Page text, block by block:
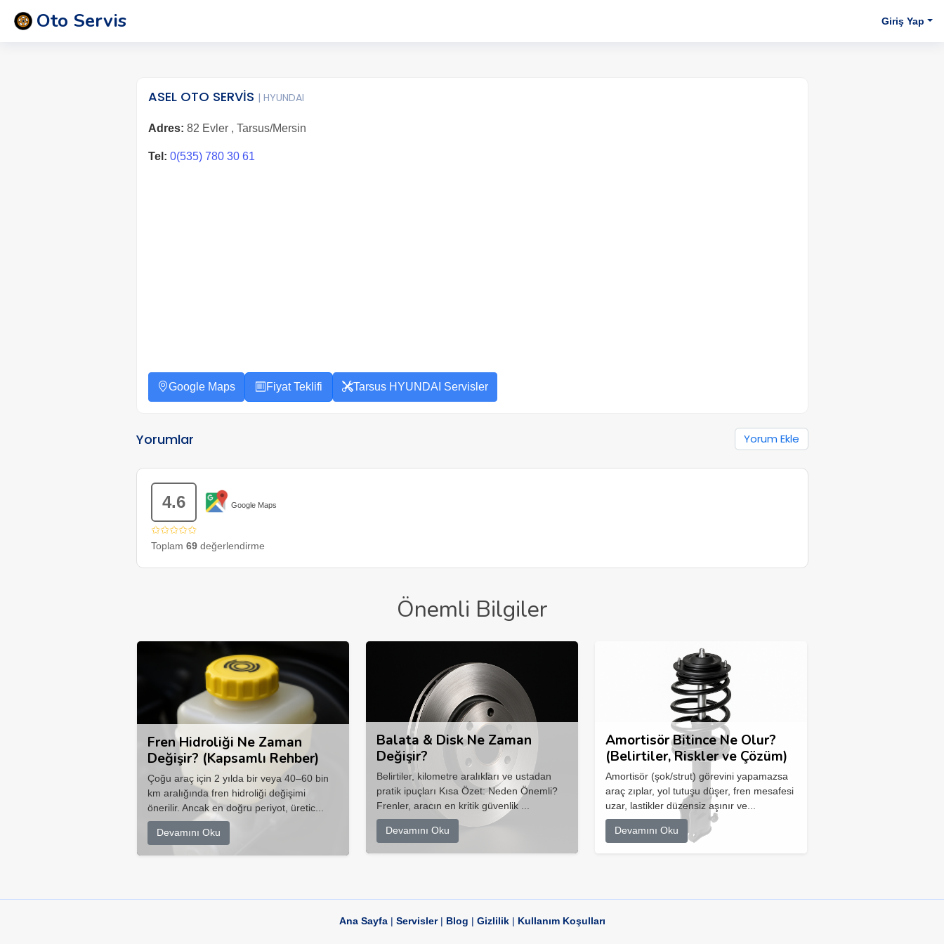
Oto Servis Giriş Yap
ASEL OTO SERVİS | HYUNDAI
Adres: 82 Evler , Tarsus/Mersin
Tel: 0(535) 780 30 61
Google Maps Fiyat Teklifi Tarsus HYUNDAI Servisler
Yorumlar Yorum Ekle
4.6 Google Maps
✩✩✩✩✩
Toplam 69değerlendirme
Önemli Bilgiler
Fren Hidroliği Ne Zaman
Değişir? (Kapsamlı Rehber)
Çoğu araç için 2 yılda bir veya 40–60 bin
km aralığında fren hidroliği değişimi
önerilir. Ancak en doğru periyot, üretic...
Devamını Oku
Balata & Disk Ne Zaman
Değişir?
Belirtiler, kilometre aralıkları ve ustadan
pratik ipuçları Kısa Özet: Neden Önemli?
Frenler, aracın en kritik güvenlik ...
Devamını Oku
Amortisör Bitince Ne Olur?
(Belirtiler, Riskler ve Çözüm)
Amortisör (şok/strut) görevini yapamazsa
araç zıplar, yol tutuşu düşer, fren mesafesi
uzar, lastikler düzensiz aşınır ve...
Devamını Oku
Ana Sayfa| Servisler| Blog | Gizlilik| Kullanım Koşulları